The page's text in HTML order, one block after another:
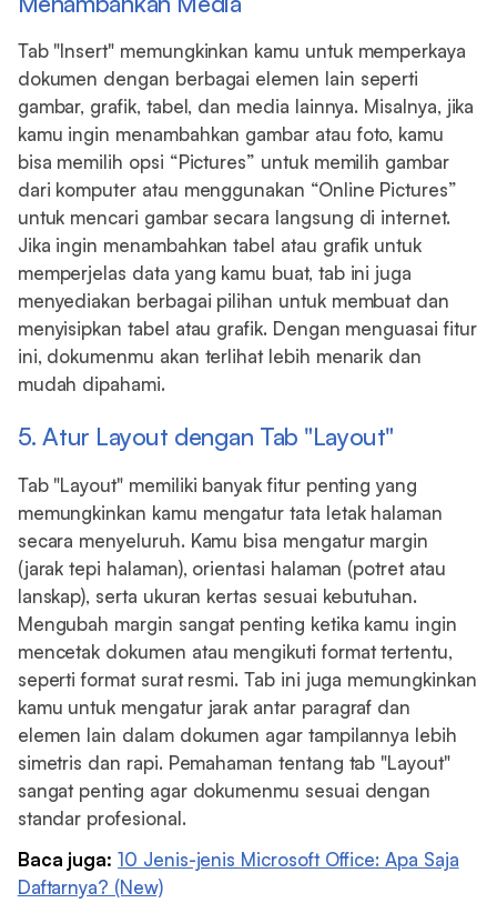
Tab "Insert" memungkinkan kamu untuk memperkaya
dokumen dengan berbagai elemen lain seperti
gambar, grafik, tabel, dan media lainnya. Misalnya, jika
kamu ingin menambahkan gambar atau foto, kamu
bisa memilih opsi “Pictures” untuk memilih gambar
dari komputer atau menggunakan “Online Pictures”
untuk mencari gambar secara langsung di internet.
Jika ingin menambahkan tabel atau grafik untuk
memperjelas data yang kamu buat, tab ini juga
menyediakan berbagai pilihan untuk membuat dan
menyisipkan tabel atau grafik. Dengan menguasai fitur
ini, dokumenmu akan terlihat lebih menarik dan
mudah dipahami.
5. Atur Layout dengan Tab "Layout"
Tab "Layout" memiliki banyak fitur penting yang
memungkinkan kamu mengatur tata letak halaman
secara menyeluruh. Kamu bisa mengatur margin
(jarak tepi halaman), orientasi halaman (potret atau
lanskap), serta ukuran kertas sesuai kebutuhan.
Mengubah margin sangat penting ketika kamu ingin
mencetak dokumen atau mengikuti format tertentu,
seperti format surat resmi. Tab ini juga memungkinkan
kamu untuk mengatur jarak antar paragraf dan
elemen lain dalam dokumen agar tampilannya lebih
simetris dan rapi. Pemahaman tentang tab "Layout"
sangat penting agar dokumenmu sesuai dengan
standar profesional.
Baca juga: 10 Jenis-jenis Microsoft Office: Apa Saja
Daftarnya? (New)